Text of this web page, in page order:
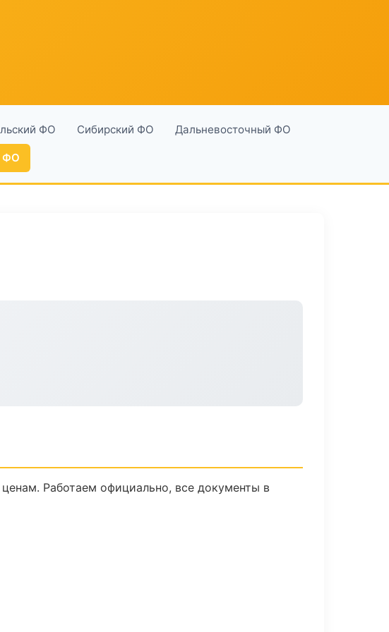
ФО Сибирский ФО Дальневосточный ФО
ФО
Работаем официально, все документы в